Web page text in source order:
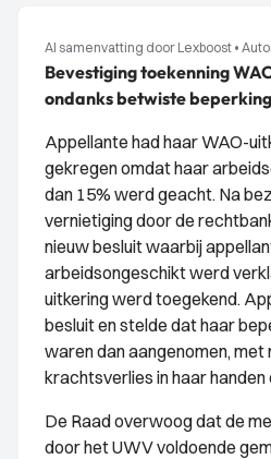
AI samenvatting door Lexboost •
Bevestiging toekenning
ondanks betwiste
Appellante had haar WAO-
gekregen omdat haar
dan 15% werd geacht. Na
vernietiging door de
nieuw besluit waarbij
arbeidsongeschikt werd
uitkering werd toegekend.
besluit en stelde dat haar
waren dan aangenomen, met
krachtsverlies in haar handen
De Raad overwoog dat de
door het UWV voldoende